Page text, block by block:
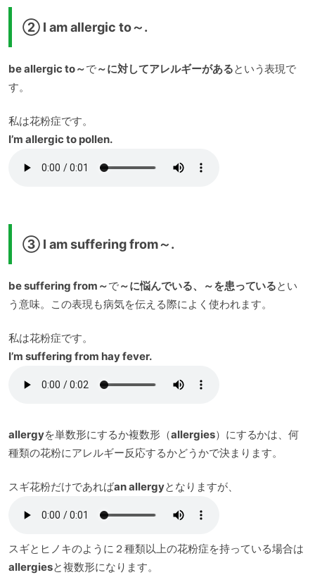
② I am allergic to～.
be allergic to～で～に対してアレルギーがあるという表現で
す。
私は花粉症です。
I’m allergic to pollen.
③ I am suffering from～.
be suffering from～で～に悩んでいる、～を患っているとい
う意味。この表現も病気を伝える際によく使われます。
私は花粉症です。
I’m suffering from hay fever.
allergyを単数形にするか複数形（allergies）にするかは、何
種類の花粉にアレルギー反応するかどうかで決まります。
スギ花粉だけであればan allergyとなりますが、
スギとヒノキのように２種類以上の花粉症を持っている場合は
allergiesと複数形になります。